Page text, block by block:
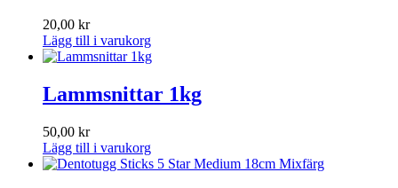
20,00 kr
Lägg till i varukorg
Lammsnittar 1kg
50,00 kr
Lägg till i varukorg